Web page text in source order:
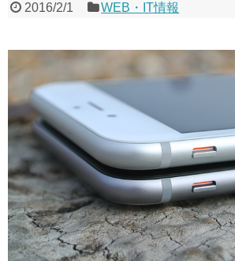
2016/2/1 WEB・IT情報